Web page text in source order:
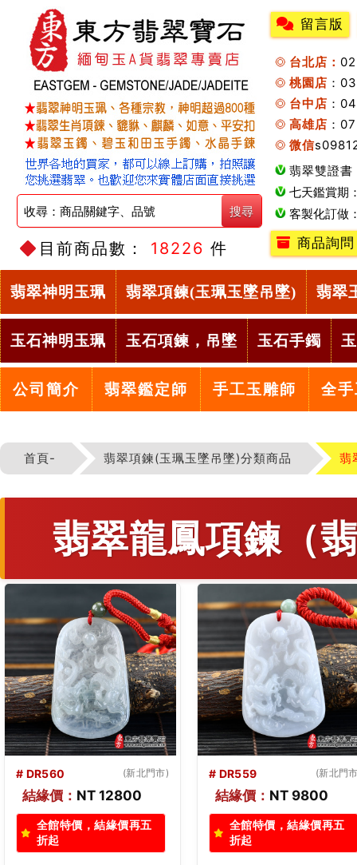
目前商品數： 18226 件
留言版
台北店：
桃園店 ：
台中店 ：
高雄店 ：
微信
翡翠雙證書
七天鑑賞期
客製化訂做
商品詢問
翡翠神明玉珮 翡翠項鍊(玉珮玉墜吊墜) 翡翠
玉石神明玉珮 玉石項鍊，吊墜 玉石手鐲
公司簡介 翡翠鑑定師 手工玉雕師 全
首頁- 翡翠項鍊(玉珮玉墜吊墜)分類商品 翡
翡翠龍鳳項鍊（
# DR559 (新北門市)
結緣價： NT 9800
全館特價，結緣價再五
折起
# DR558 (新北門
結緣價： NT 9800
全館特價，結緣價再五
折起